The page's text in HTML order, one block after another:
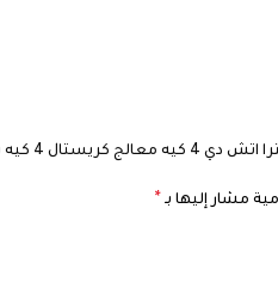
مشار إليها بـ *